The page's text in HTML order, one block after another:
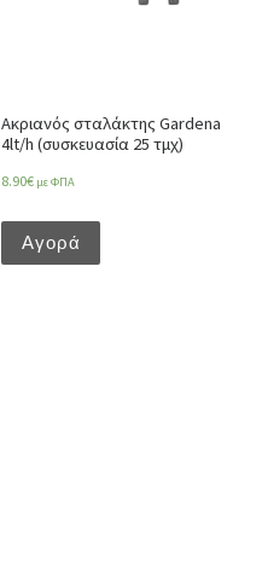
Ακριανός σταλάκτης Gardena
4lt/h (συσκευασία 25 τμχ)
8.90€ με ΦΠΑ
Αγορά